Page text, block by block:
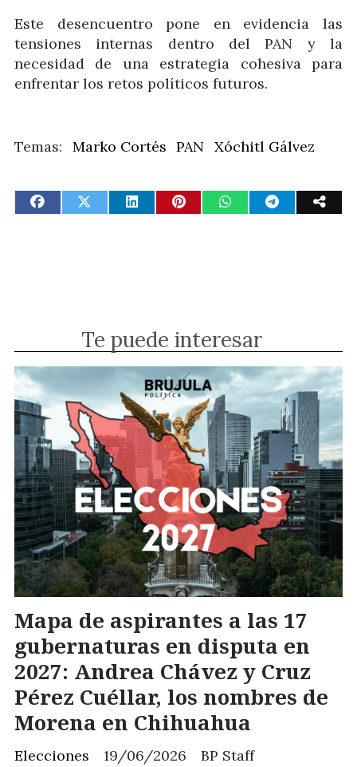
Este desencuentro pone en evidencia las
tensiones internas dentro del PAN y la
necesidad de una estrategia cohesiva para
enfrentar los retos políticos futuros.
Marko Cortés PAN Xóchitl Gálvez
Te puede interesar
Mapa de aspirantes a las 17
gubernaturas en disputa en
2027: Andrea Chávez y Cruz
Pérez Cuéllar, los nombres de
Morena en Chihuahua
BP Staff
Elecciones 19/06/2026